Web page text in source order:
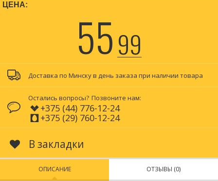
ЦЕНА:
5599
Доставка по Минску в день заказа при наличии товара
Остались вопросы? Позвоните нам:
+375 (44) 776-12-24
+375 (29) 760-12-24
В закладки
ОПИСАНИЕ ОТЗЫВЫ (0)